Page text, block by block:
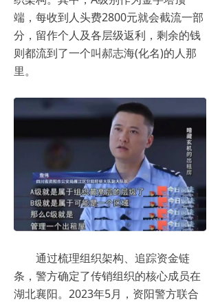
端，每收到人头费2800元就会截流一部
分，留作个人及各层级返利，剩余的钱
则都流到了一个叫郝志海(化名)的人那
里。
通过梳理组织架构、追踪资金链
条，警方确定了传销组织的核心成员在
湖北襄阳。2023年5月，资阳警方联合